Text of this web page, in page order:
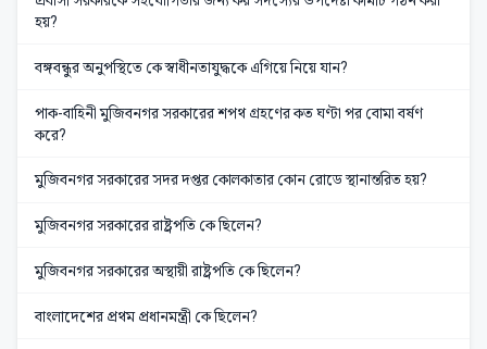
হয়?
বঙ্গবন্ধুর অনুপস্থিতে কে স্বাধীনতাযুদ্ধকে এগিয়ে নিয়ে যান?
পাক-বাহিনী মুজিবনগর সরকারের শপথ গ্রহণের কত ঘণ্টা পর বোমা বর্ষণ
করে?
মুজিবনগর সরকারের সদর দপ্তর কোলকাতার কোন রোডে স্থানান্তরিত হয়?
মুজিবনগর সরকারের রাষ্ট্রপতি কে ছিলেন?
মুজিবনগর সরকারের অস্থায়ী রাষ্ট্রপতি কে ছিলেন?
বাংলাদেশের প্রথম প্রধানমন্ত্রী কে ছিলেন?